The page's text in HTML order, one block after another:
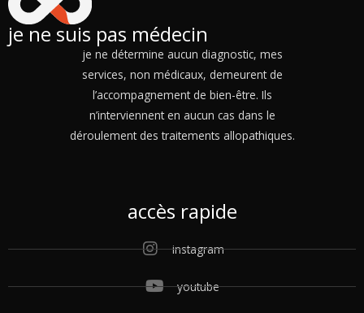
je ne suis pas médecin
je ne détermine aucun diagnostic, mes
services, non médicaux, demeurent de
l’accompagnement de bien-être. Ils
n’interviennent en aucun cas dans le
déroulement des traitements allopathiques.
accès rapide
instagram
youtube